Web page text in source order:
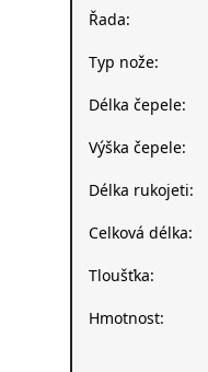
Řada:
Typ nože:
Délka čepele:
Výška čepele:
Délka rukojeti:
Celková délka:
Tloušťka:
Hmotnost: